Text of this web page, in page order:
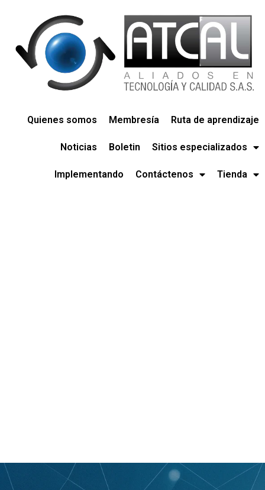
Quienes somos Membresía Ruta de aprendizaje
Noticias Boletin Sitios especializados
Implementando Contáctenos Tienda